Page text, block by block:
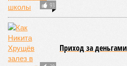
93
Приход за деньгами